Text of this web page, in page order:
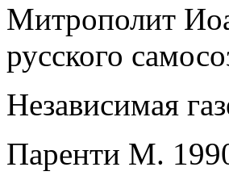
Митрополит
русского
Независимая
Паренти М.